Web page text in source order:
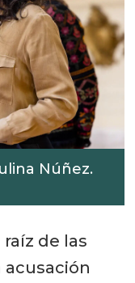
Núñez.
de las
acusación